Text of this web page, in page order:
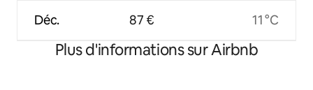
Déc. 87 € 11 °C
Plus d'informations sur Airbnb